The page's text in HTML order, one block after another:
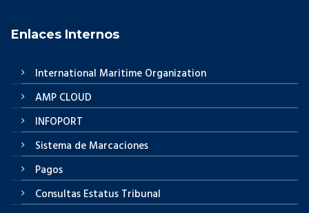
Enlaces Internos
International Maritime Organization
AMP CLOUD
INFOPORT
Sistema de Marcaciones
Pagos
Consultas Estatus Tribunal